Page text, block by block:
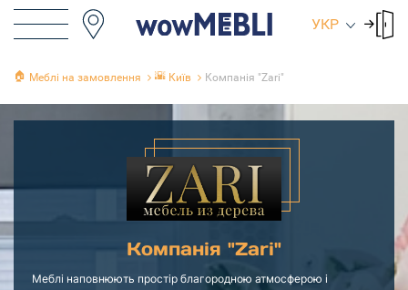
УКР
🏠 Меблі на замовлення 🌇 Київ Компанія "Zari"
Компанія "Zari"
Меблі наповнюють простір благородною атмосферою і